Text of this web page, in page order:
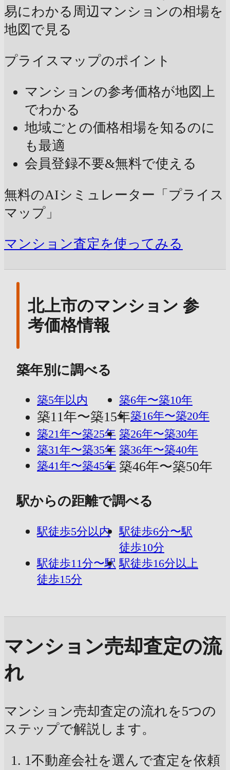
易にわかる 周辺マンションの相場を
地図で見る
プライスマップのポイント
マンションの参考価格が地図上
でわかる
地域ごとの価格相場を知るのに
も最適
会員登録不要&無料で使える
無料のAIシミュレーター「プライス
マップ」
マンション査定を使ってみる
北上市のマンション 参
考価格情報
築年別に調べる
築5年以内 築6年〜築10年
築11年〜築15年築16年〜築20年
築21年〜築25年 築26年〜築30年
築31年〜築35年 築36年〜築40年
築41年〜築45年 築46年〜築50年
駅からの距離で調べる
駅徒歩5分以内
駅徒歩6分〜駅
徒歩10分
駅徒歩11分〜駅
徒歩15分
駅徒歩16分以上
マンション売却査定の流
れ
マンション売却査定の流れを5つの
ステップで解説します。
1不動産会社を選んで査定を依頼